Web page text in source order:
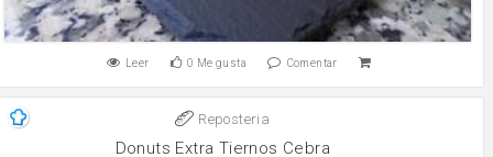
Leer 0 Me gusta Comentar
Reposteria
Donuts Extra Tiernos Cebra